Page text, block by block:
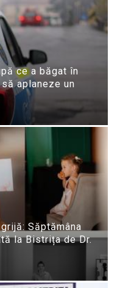
ce a băgat în
aplaneze un
Săptămâna
la Bistrița de Dr.